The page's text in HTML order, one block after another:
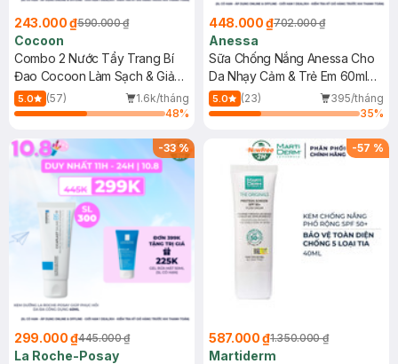
243.000 ₫590.000 ₫
Cocoon
Combo 2 Nước Tẩy Trang Bí
Đao Cocoon Làm Sạch & Giảm
Dầu 500ml
5.0 (57)
1.6k/tháng
48%
448.000 ₫702.000 ₫
Anessa
Sữa Chống Nắng Anessa Cho
Da Nhạy Cảm & Trẻ Em 60ml
(Mới)
5.0 (23)
395/tháng
35%
-33%
299.000 ₫445.000 ₫
La Roche-Posay
-57 %
587.000 ₫1.350.000 ₫
Martiderm